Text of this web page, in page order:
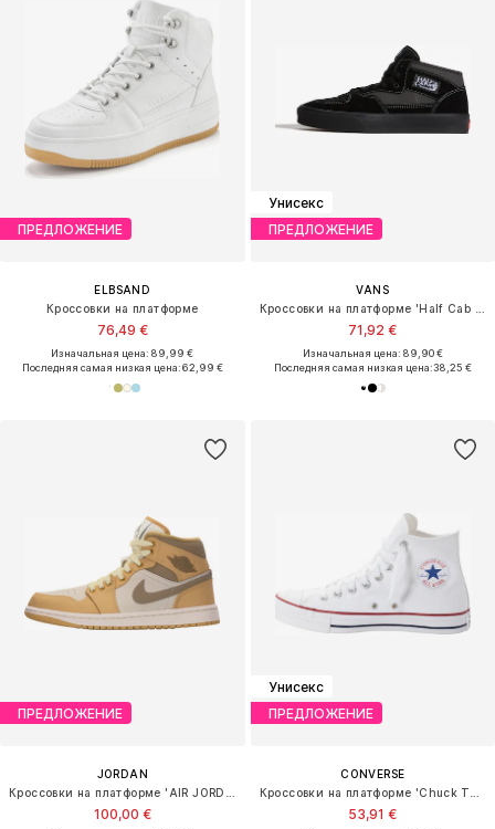
ПРЕДЛОЖЕНИЕ
ELBSAND
Кроссовки на платформе
76,49 €
Изначальная цена: 89,99 €
Последняя самая низкая цена:62,99 €
Унисекс
ПРЕДЛОЖЕНИЕ
VANS
71,92 €
Изначальная цена: 89,90 €
Последняя самая низкая цена:38,25 €
ПРЕДЛОЖЕНИЕ
JORDAN
100,00 €
Унисекс
ПРЕДЛОЖЕНИЕ
CONVERSE
53,91 €